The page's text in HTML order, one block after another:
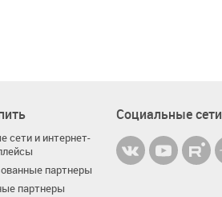
сети и интернет-
партнеры
партнеры
Социальные сети